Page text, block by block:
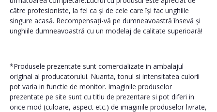
către profesioniste, la fel ca și de cele care își fac unghiile
singure acasă. Recompensați-vă pe dumneavoastră însevă și
unghiile dumneavoastră cu un modelaj de calitate superioară!
*Produsele prezentate sunt comercializate in ambalajul
original al producatorului. Nuanta, tonul si intensitatea culorii
pot varia in functie de monitor. Imaginile produselor
prezentate pe site sunt cu titlu de prezentare si pot diferi in
orice mod (culoare, aspect etc.) de imaginile produselor livrate,